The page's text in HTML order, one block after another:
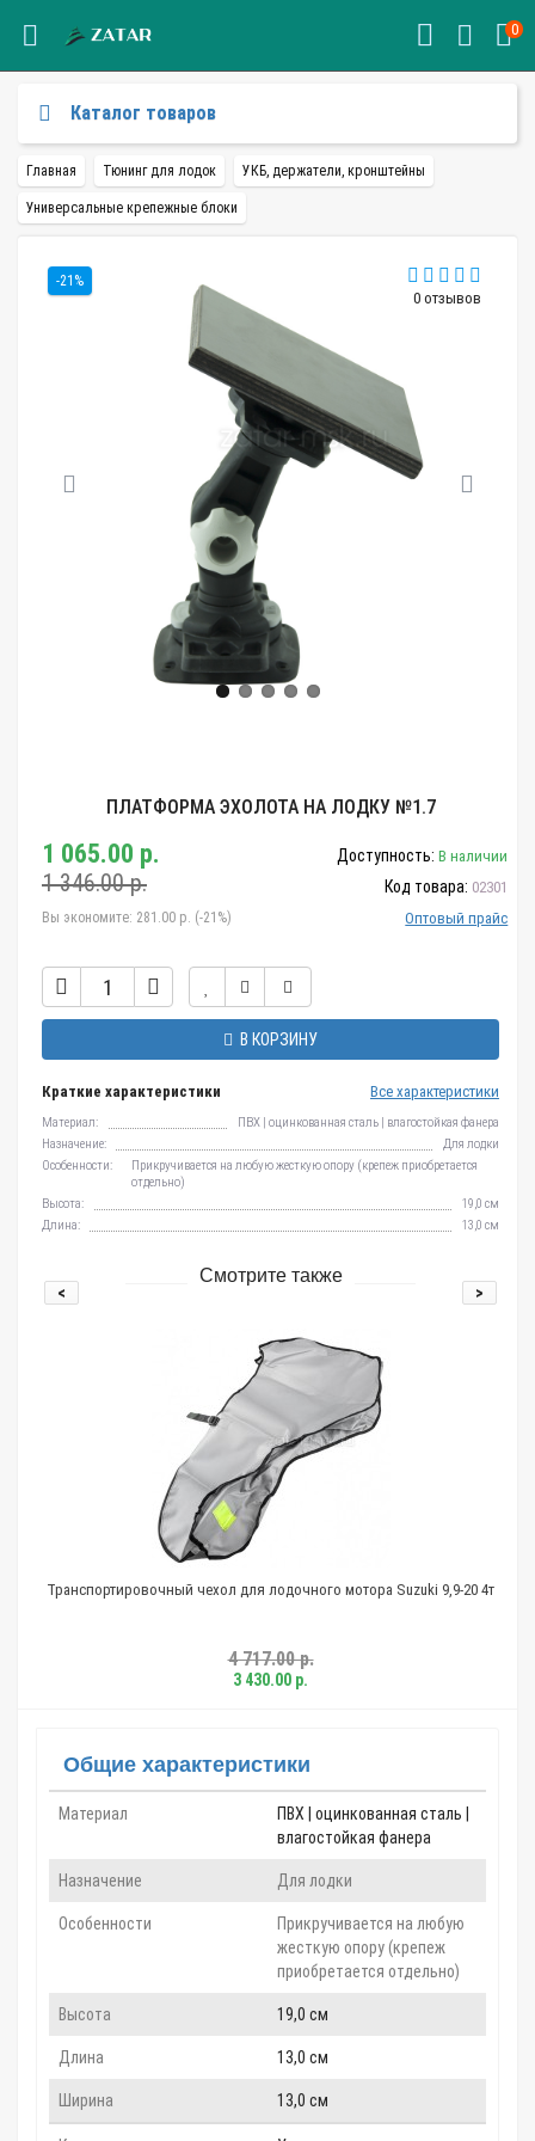
0
Каталог товаров
Главная Тюнинг для лодок УКБ, держатели, кронштейны
Универсальные крепежные блоки
-21%
0 отзывов
ПЛАТФОРМА ЭХОЛОТА НА ЛОДКУ №1.7
1 065.00 р.
1 346.00 р.
Вы экономите: 281.00 р. (-21%)
Доступность: В наличии
Код товара: 02301
Оптовый прайс
В КОРЗИНУ
Краткие характеристики Все характеристики
Материал:
ПВХ | оцинкованная сталь | влагостойкая фанера
Назначение:
Для лодки
Особенности:
Прикручивается на любую жесткую опору (крепеж приобретается
отдельно)
Высота:
19,0 см
Длина:
13,0 см
Смотрите также
Транспортировочный чехол для лодочного мотора Suzuki 9,9-20 4т
4 717.00 р.
3 430.00 р.
< >
Общие характеристики
Материал
ПВХ | оцинкованная сталь |
влагостойкая фанера
Назначение Для лодки
Особенности
Прикручивается на любую
жесткую опору (крепеж
приобретается отдельно)
Высота 19,0 см
Длина 13,0 см
Ширина 13,0 см